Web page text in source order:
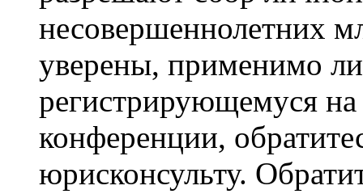
несовершеннолетних
уверены, применимо
регистрирующемуся
конференции,
юрисконсульту.